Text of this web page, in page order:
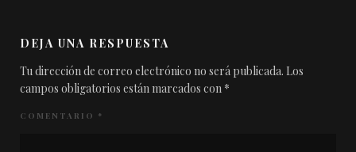
DEJA UNA RESPUESTA
Tu dirección de correo electrónico no será publicada. Los
campos obligatorios están marcados con *
COMENTARIO *